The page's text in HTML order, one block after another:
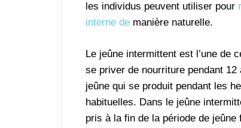
les individus peuvent utiliser pour
interne de manière naturelle.
Le jeûne intermittent est l’une de
se priver de nourriture pendant
jeûne qui se produit pendant les
habituelles. Dans le jeûne
pris à la fin de la période de